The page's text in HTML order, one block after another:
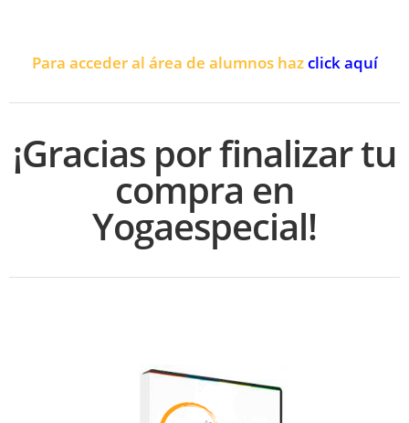
Para acceder al área de alumnos hazclick aquí
¡Gracias por finalizar tu
compra en
Yogaespecial!